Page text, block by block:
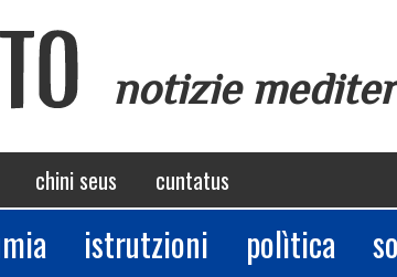
notizie
chini seus cuntatus
istrutzioni polìtica